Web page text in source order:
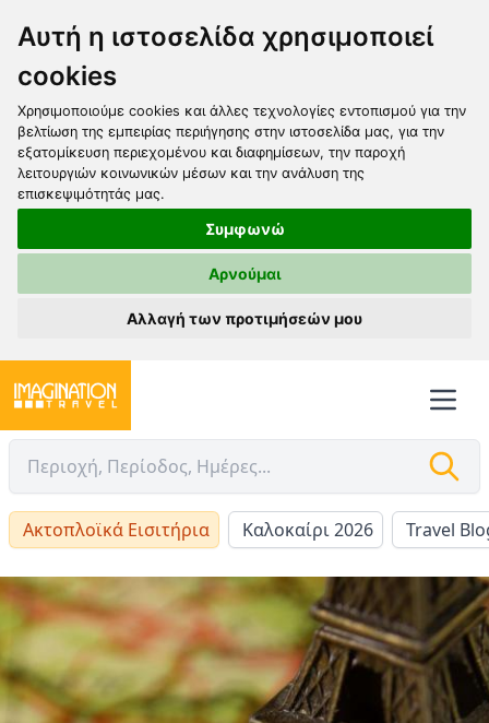
Αυτή η ιστοσελίδα χρησιμοποιεί
cookies
Χρησιμοποιούμε cookies και άλλες τεχνολογίες εντοπισμού για την
βελτίωση της εμπειρίας περιήγησης στην ιστοσελίδα μας, για την
εξατομίκευση περιεχομένου και διαφημίσεων, την παροχή
λειτουργιών κοινωνικών μέσων και την ανάλυση της
επισκεψιμότητάς μας.
Συμφωνώ
Αρνούμαι
Αλλαγή των προτιμήσεών μου
Ακτοπλοϊκά Εισιτήρια Καλοκαίρι 2026 Travel